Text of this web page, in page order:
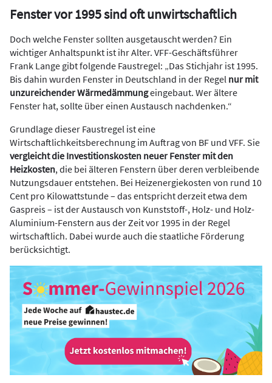
Fenster vor 1995 sind oft unwirtschaftlich
Doch welche Fenster sollten ausgetauscht werden? Ein
wichtiger Anhaltspunkt ist ihr Alter. VFF-Geschäftsführer
Frank Lange gibt folgende Faustregel: „Das Stichjahr ist 1995.
Bis dahin wurden Fenster in Deutschland in der Regel nur mit
unzureichender Wärmedämmungeingebaut. Wer ältere
Fenster hat, sollte über einen Austausch nachdenken.“
Grundlage dieser Faustregel ist eine
Wirtschaftlichkeitsberechnung im Auftrag von BF und VFF. Sie
vergleicht die Investitionskosten neuer Fenster mit den
Heizkosten, die bei älteren Fenstern über deren verbleibende
Nutzungsdauer entstehen. Bei Heizenergiekosten von rund 10
Cent pro Kilowattstunde – das entspricht derzeit etwa dem
Gaspreis – ist der Austausch von Kunststoff-, Holz- und Holz-
Aluminium-Fenstern aus der Zeit vor 1995 in der Regel
wirtschaftlich. Dabei wurde auch die staatliche Förderung
berücksichtigt.